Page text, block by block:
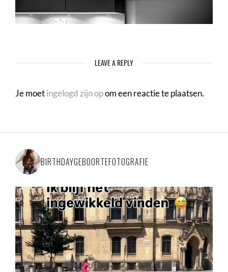
LEAVE A REPLY
Je moetingelogd zijn opom een reactie te plaatsen.
BIRTHDAYGEBOORTEFOTOGRAFIE